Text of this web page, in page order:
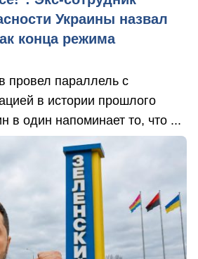
Украины назвал
конца режима
провел параллель с
в истории прошлого
в один напоминает то, что ...